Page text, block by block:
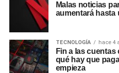
Malas noticias
aumentará hasta
TECNOLOGÍA hace 4
Fin a las
qué hay que
empieza